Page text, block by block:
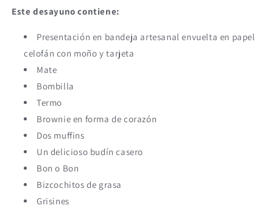
Este desayuno contiene:
Presentación en bandeja artesanal envuelta en papel
celofán con moño y tarjeta
Mate
Bombilla
Termo
Brownie en forma de corazón
Dos muffins
Un delicioso budín casero
Bon o Bon
Bizcochitos de grasa
Grisines